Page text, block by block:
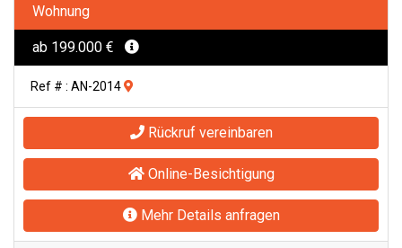
Wohnung
ab 199.000 €
Ref # : AN-2014
Rückruf vereinbaren
Online-Besichtigung
Mehr Details anfragen